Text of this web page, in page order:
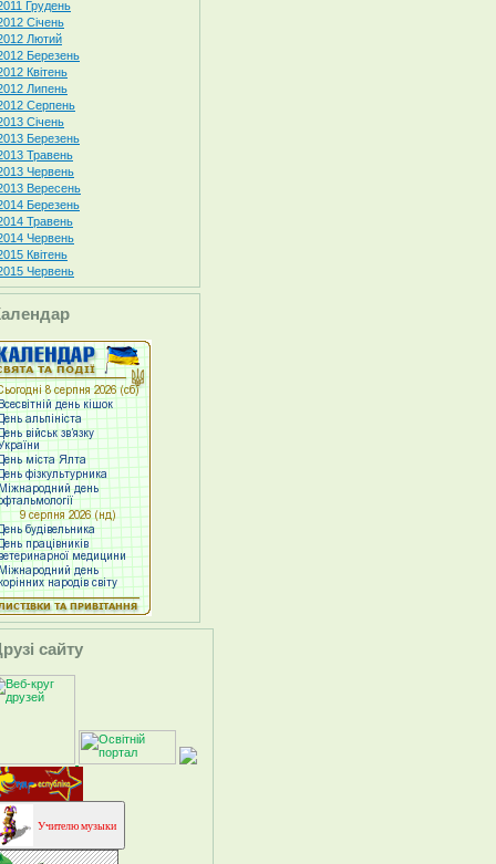
Грудень
Січень
Лютий
Березень
Квітень
Липень
Серпень
Січень
Березень
Травень
Червень
Вересень
Березень
Травень
Червень
Квітень
Червень
сайту
Учителю музыки